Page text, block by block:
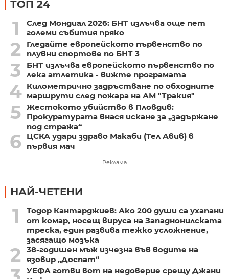
ТОП 24
1
След Мондиал 2026: БНТ излъчва още пет
големи събития пряко
2
Гледайте европейското първенство по
плувни спортове по БНТ 3
3
БНТ излъчва европейското първенство по
лека атлетика - вижте програмата
4 Километрично задръстване по обходните
маршрути след пожара на АМ "Тракия"
5 Жестокото убийство в Пловдив:
Прокуратурата внася искане за „задържане
под стража“
6
ЦСКА удари здраво Макаби (Тел Авив) в
първия мач
Реклама
НАЙ-ЧЕТЕНИ
1
Тодор Кантарджиев: Ако 200 души са ухапани
от комар, носещ вируса на Западнонилската
треска, един развива тежко усложнение,
засягащо мозъка
2
38-годишен мъж изчезна във водите на
язовир „Доспат“
УЕФА готви вот на недоверие срещу Джани